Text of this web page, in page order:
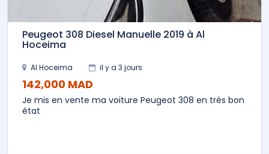
Peugeot 308 Diesel Manuelle 2019 à Al
Hoceima
Al Hoceima il y a 3 jours
142,000 MAD
Je mis en vente ma voiture Peugeot 308 en très bon
état